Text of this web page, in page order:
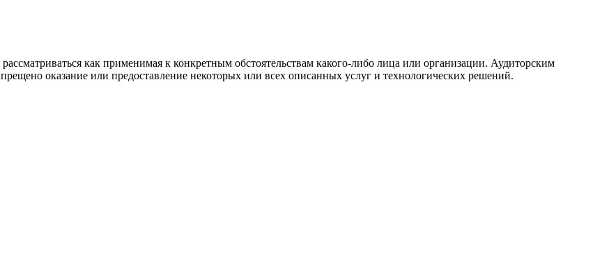
как применимая к конкретным обстоятельствам какого-либо лица или организации. Аудиторским
оказание или предоставление некоторых или всех описанных услуг и технологических решений.